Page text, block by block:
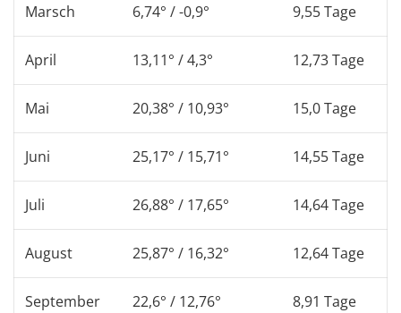
Marsch 6,74° / -0,9° 9,55 Tage
April 13,11° / 4,3° 12,73 Tage
Mai 20,38° / 10,93° 15,0 Tage
Juni 25,17° / 15,71° 14,55 Tage
Juli 26,88° / 17,65° 14,64 Tage
August 25,87° / 16,32° 12,64 Tage
September 22,6° / 12,76° 8,91 Tage